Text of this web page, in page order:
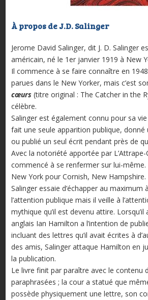
À propos de J.D. Salinger
Jerome David Salinger, dit J. D. Salinger
américain, né le 1er janvier 1919 à New
Il commence à se faire connaître en
parues dans le New Yorker, mais c’est
cœurs (titre original : The Catcher in the
célèbre.
Salinger est également connu pour sa vie
fait une seule apparition publique, donné
ou publié un seul écrit pendant près de
Avec la notoriété apportée par
commencé à se renfermer sur lui-même.
New York pour Cornish, New Hampshire.
Salinger essaie d’échapper au maximum
l’attention publique mais il veille à
mythique qu’il est devenu attire. Lorsqu’il
anglais Ian Hamilton a l’intention de
incluant des lettres qu’il avait écrites à
des amis, Salinger attaque Hamilton en
la publication.
Le livre finit par paraître avec le contenu
paraphrasées ; la cour a statué que
possède physiquement une lettre, son